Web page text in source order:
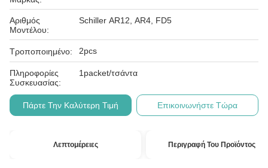
Αριθμός
Μοντέλου:
Schiller AR12, AR4, FD5
Τροποποιημένο: 2pcs
Πληροφορίες
Συσκευασίας:
1packet/τσάντα
Πάρτε Την Καλύτερη Τιμή Επικοινωνήστε Τώρα
Λεπτομέρειες Περιγραφή Του Προϊόντος